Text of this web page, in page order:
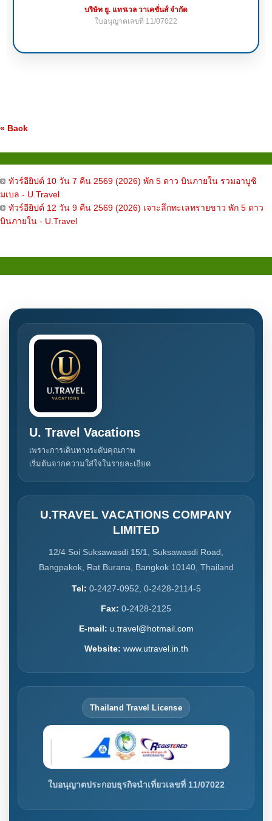
บริษัท ยู. แทรเวล วาเคชั่นส์ จำกัด
ใบอนุญาตเลขที่ 11/07022
« Back
ทัวร์อียิปต์ 10 วัน 7 คืน 2569 (2026) พัก 5 ดาว บินภายใน รวมอาบูซิ
มเบล - U.Travel
ทัวร์อียิปต์ 12 วัน 9 คืน 2569 (2026) เจาะลึกทะเลทรายขาว พัก 5 ดาว
บินภายใน - U.Travel
U. Travel Vacations
เพราะการเดินทางระดับคุณภาพ
เริ่มต้นจากความใส่ใจในรายละเอียด
U.TRAVEL VACATIONS COMPANY
LIMITED
12/4 Soi Suksawasdi 15/1, Suksawasdi Road,
Bangpakok, Rat Burana, Bangkok 10140, Thailand
Tel: 0-2427-0952, 0-2428-2114-5
Fax: 0-2428-2125
E-mail: u.travel@hotmail.com
Website: www.utravel.in.th
Thailand Travel License
ใบอนุญาตประกอบธุรกิจนำเที่ยวเลขที่ 11/07022